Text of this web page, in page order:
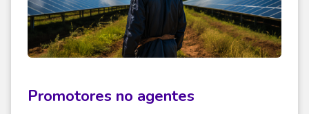
Promotores no agentes